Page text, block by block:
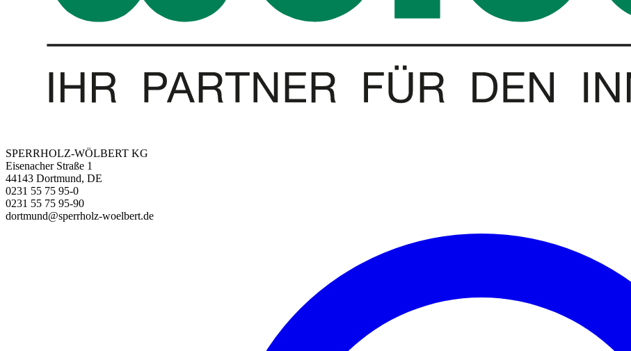
SPERRHOLZ-WÖLBERT KG
Eisenacher Straße 1
44143 Dortmund, DE
0231 55 75 95-0
0231 55 75 95-90
dortmund@sperrholz-woelbert.de